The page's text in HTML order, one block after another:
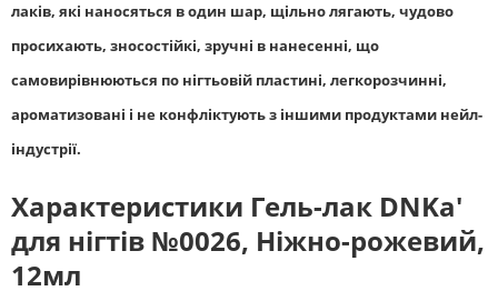
лаків, які наносяться в один шар, щільно лягають, чудово
просихають, зносостійкі, зручні в нанесенні, що
самовирівнюються по нігтьовій пластині, легкорозчинні,
ароматизовані і не конфліктують з іншими продуктами нейл-
індустрії.
Характеристики Гель-лак DNKa'
для нігтів №0026, Ніжно-рожевий,
12мл